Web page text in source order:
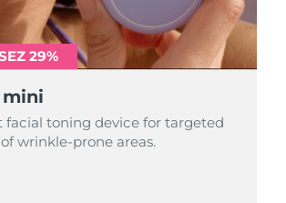
29%
facial toning device for targeted
wrinkle-prone areas.